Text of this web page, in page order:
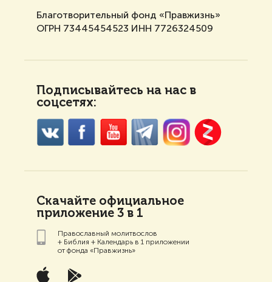
Благотворительный фонд «Правжизнь»
ОГРН 73445454523 ИНН 7726324509
Подписывайтесь на нас в
соцсетях:
Скачайте официальное
приложение 3 в 1
Православный молитвослов
+ Библия + Календарь в 1 приложении
от фонда «Правжизнь»